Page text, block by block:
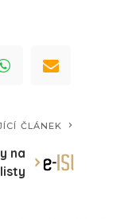
ČLÁNEK
na